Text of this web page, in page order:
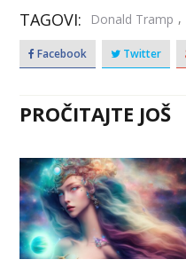
TAGOVI: Donald Tramp ,
Facebook Twitter
PROČITAJTE JOŠ